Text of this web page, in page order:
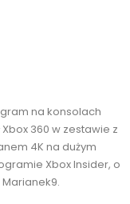
na konsolach
360 w zestawie z
4K na dużym
Xbox Insider, o
Marianek9.